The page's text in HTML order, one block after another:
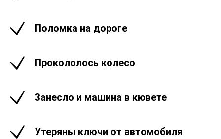
Поломка на дороге
Прокололось колесо
Занесло и машина в кювете
Утеряны ключи от автомобиля